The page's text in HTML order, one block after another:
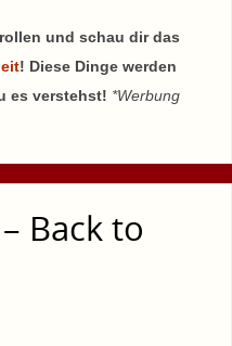
und schau dir das
! Diese Dinge werden
es verstehst! *Werbung
Back to